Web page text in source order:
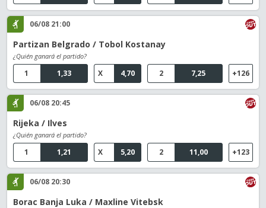
06/08 21:00
Partizan Belgrado / Tobol Kostanay
¿Quién ganará el partido?
1,33
1 4,70
X 7,25
2 +126
06/08 20:45
Rijeka / Ilves
¿Quién ganará el partido?
1,21
1 5,20
X 11,00
2 +123
06/08 20:30
Borac Banja Luka / Maxline Vitebsk